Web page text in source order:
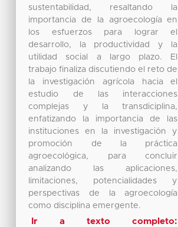
sustentabilidad, resaltando la
importancia de la agroecología en
los esfuerzos para lograr el
desarrollo, la productividad y la
utilidad social a largo plazo. El
trabajo finaliza discutiendo el reto de
la investigación agrícola hacia el
estudio de las interacciones
complejas y la transdiciplina,
enfatizando la importancia de las
instituciones en la investigación y
promoción de la práctica
agroecológica, para concluir
analizando las aplicaciones,
limitaciones, potencialidades y
perspectivas de la agroecología
como disciplina emergente.
Ir a texto completo: